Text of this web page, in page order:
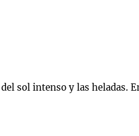
sol intenso y las heladas.